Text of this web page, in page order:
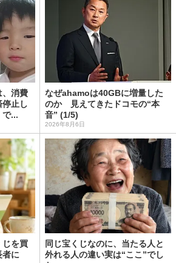
、消費
止し
で...
なぜahamoは40GBに増量した
のか 見えてきたドコモの“本
音” (1/5)
2026年8月6日
じを買
者に
同じ宝くじなのに、当たる人と
外れる人の違い実は“ここ”でし